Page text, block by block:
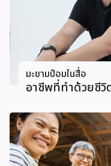
มะขามป้อมในสื่อ
อาชีพที่ทำด้วยชีวิ